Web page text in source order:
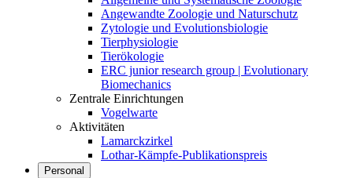
Angewandte Zoologie und Naturschutz
Zytologie und Evolutionsbiologie
Tierphysiologie
Tierökologie
ERC junior research group | Evolutionary
Biomechanics
Zentrale Einrichtungen
Vogelwarte
Aktivitäten
Lamarckzirkel
Lothar-Kämpfe-Publikationspreis
Personal